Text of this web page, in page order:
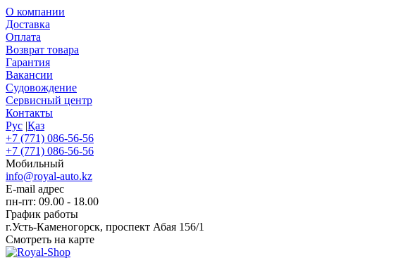
О компании
Доставка
Оплата
Возврат товара
Гарантия
Вакансии
Судовождение
Сервисный центр
Контакты
Рус |Қаз
+7 (771) 086-56-56
+7 (771) 086-56-56
Мобильный
info@royal-auto.kz
E-mail адрес
пн-пт: 09.00 - 18.00
График работы
г.Усть-Каменогорск, проспект Абая 156/1
Смотреть на карте